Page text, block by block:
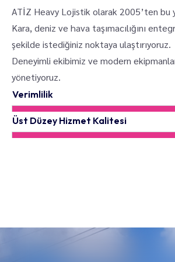
ATİZ Heavy Lojistik olarak 2005’ten bu
Kara, deniz ve hava taşımacılığını
şekilde istediğiniz noktaya ulaştırıyoruz.
Deneyimli ekibimiz ve modern
yönetiyoruz.
Verimlilik
Üst Düzey Hizmet Kalitesi